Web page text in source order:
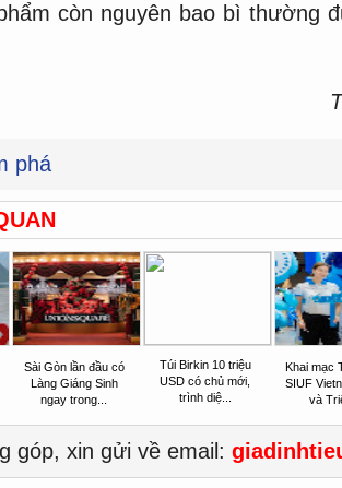
còn nguyên bao bì thường
phá
Sài Gòn lần đầu có
Làng Giáng Sinh
ngay trong...
Túi Birkin 10 triệu
USD có chủ mới,
trình diệ...
Khai mạc
SIUF
và
góp, xin gửi về email: